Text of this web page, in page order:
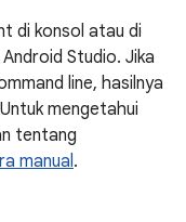
di konsol atau di
Android Studio. Jika
line, hasilnya
mengetahui
tentang
manual .